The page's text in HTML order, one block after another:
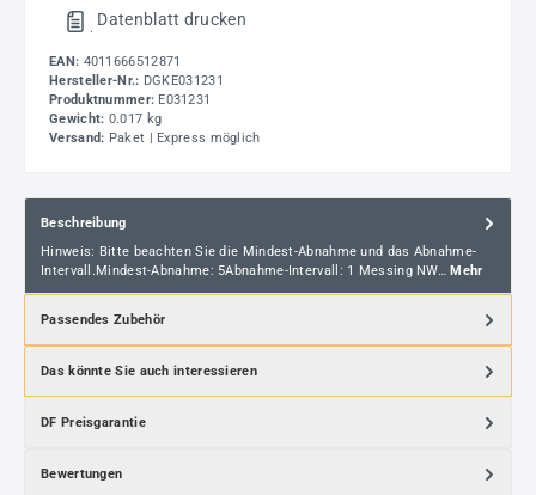
Datenblatt drucken
EAN: 4011666512871
Hersteller-Nr.: DGKE031231
Produktnummer: E031231
Gewicht: 0.017 kg
Versand: Paket | Express möglich
Beschreibung
Hinweis: Bitte beachten Sie die Mindest-Abnahme und das Abnahme-
Intervall.Mindest-Abnahme: 5Abnahme-Intervall: 1 Messing NW… Mehr
Passendes Zubehör
Das könnte Sie auch interessieren
DF Preisgarantie
Bewertungen